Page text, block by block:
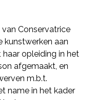
Conservatrice
kunstwerken aan
haar opleiding in het
afgemaakt, en
m.b.t.
name in het kader